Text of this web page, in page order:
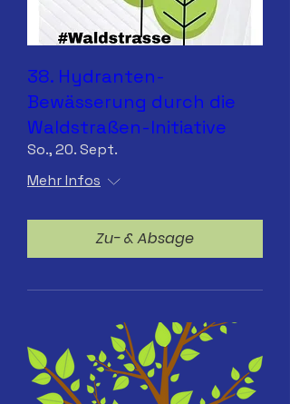
38. Hydranten-
Bewässerung durch die
Waldstraßen-Initiative
So., 20. Sept.
Mehr Infos
Zu- & Absage